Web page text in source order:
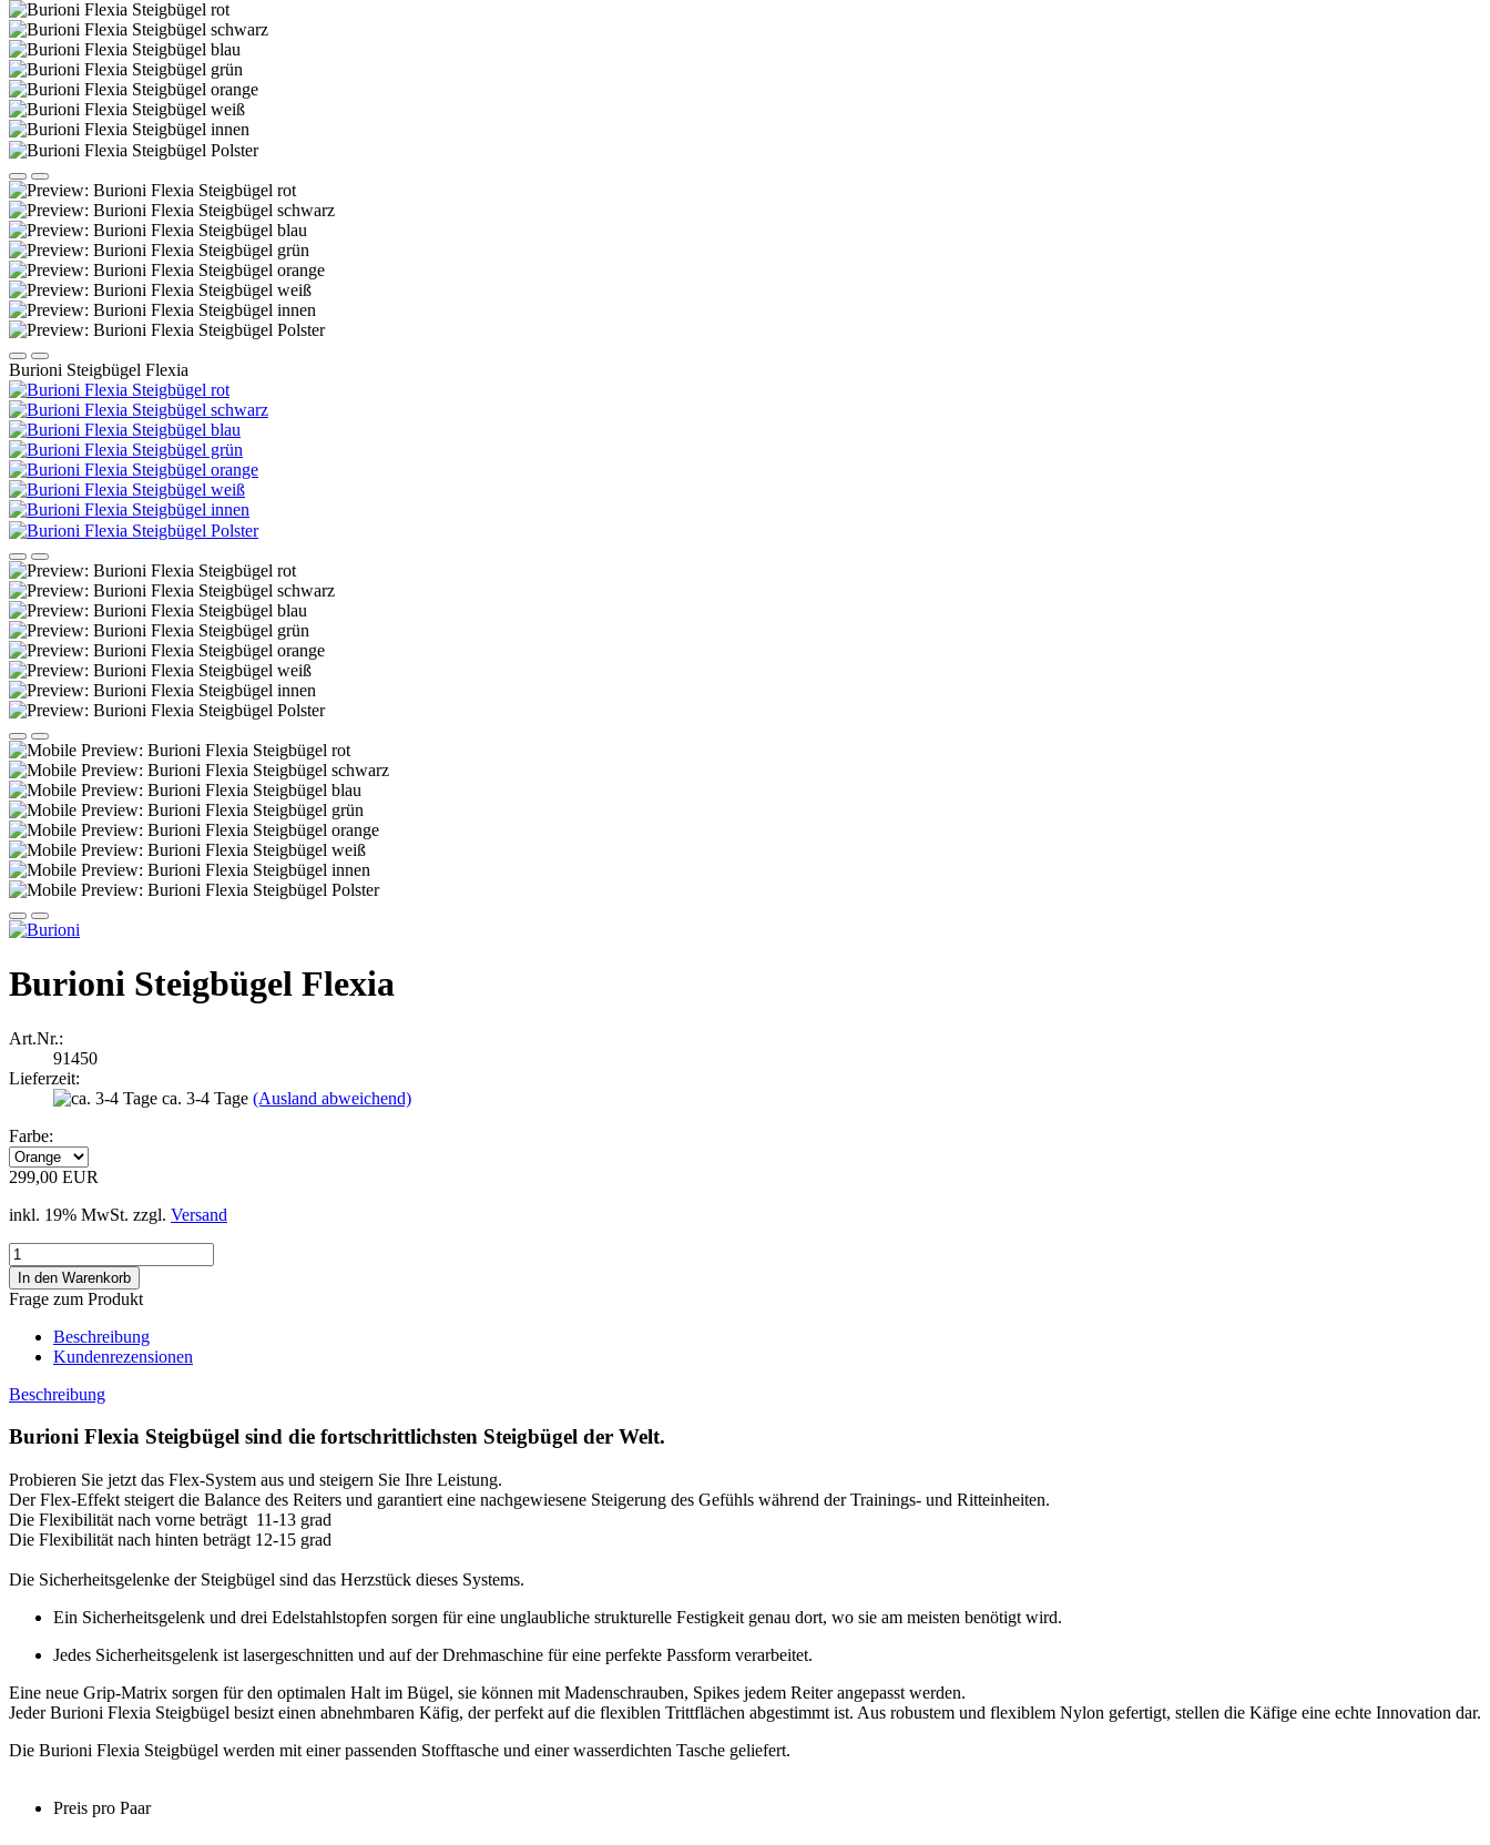
Burioni Steigbügel Flexia
Burioni Steigbügel Flexia
Art.Nr.:
91450
Lieferzeit:
ca. 3-4 Tage (Ausland abweichend)
Farbe:
299,00 EUR
inkl. 19% MwSt. zzgl. Versand
Frage zum Produkt
Beschreibung
Kundenrezensionen
Beschreibung
Burioni Flexia Steigbügel sind die fortschrittlichsten Steigbügel der Welt.
Probieren Sie jetzt das Flex-System aus und steigern Sie Ihre Leistung.
Der Flex-Effekt steigert die Balance des Reiters und garantiert eine nachgewiesene Steigerung des Gefühls während der Trainings- und Ritteinheiten.
Die Flexibilität nach vorne beträgt 11-13 grad
Die Flexibilität nach hinten beträgt 12-15 grad
Die Sicherheitsgelenke der Steigbügel sind das Herzstück dieses Systems.
Ein Sicherheitsgelenk und drei Edelstahlstopfen sorgen für eine unglaubliche strukturelle Festigkeit genau dort, wo sie am meisten benötigt wird.
Jedes Sicherheitsgelenk ist lasergeschnitten und auf der Drehmaschine für eine perfekte Passform verarbeitet.
Eine neue Grip-Matrix sorgen für den optimalen Halt im Bügel, sie können mit Madenschrauben, Spikes jedem Reiter angepasst werden.
Jeder Burioni Flexia Steigbügel besizt einen abnehmbaren Käfig, der perfekt auf die flexiblen Trittflächen abgestimmt ist. Aus robustem und flexiblem Nylon gefertigt, stellen die Käfige eine echte Innovation dar.
Die Burioni Flexia Steigbügel werden mit einer passenden Stofftasche und einer wasserdichten Tasche geliefert.
Preis pro Paar